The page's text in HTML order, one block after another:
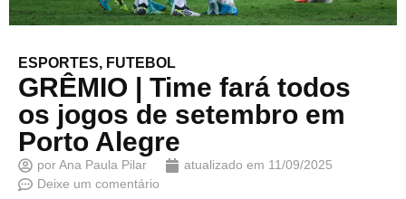
ESPORTES, FUTEBOL
GRÊMIO | Time fará todos
os jogos de setembro em
Porto Alegre
porAna Paula Pilar atualizado em 11/09/2025
Deixe um comentário